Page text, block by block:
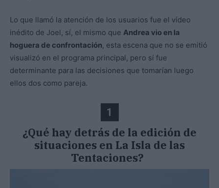
Lo que llamó la atención de los usuarios fue el vídeo
inédito de Joel, sí, el mismo que Andrea vio en la
hoguera de confrontación, esta escena que no se emitió
visualizó en el programa principal, pero sí fue
determinante para las decisiones que tomarían luego
ellos dos como pareja.
1
¿Qué hay detrás de la edición de
situaciones en La Isla de las
Tentaciones?